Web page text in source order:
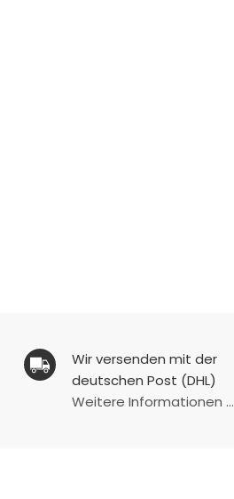
Wir versenden mit der
deutschen Post (DHL)
Weitere Informationen ...